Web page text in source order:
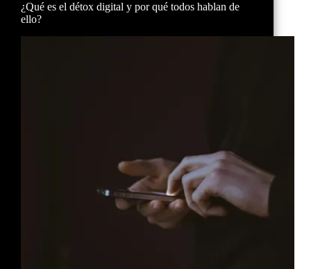
¿Qué es el détox digital y por qué todos hablan de
ello?